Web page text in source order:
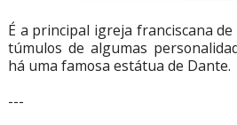
É a principal igreja franciscana
túmulos de algumas
há uma famosa estátua de Dante.
---